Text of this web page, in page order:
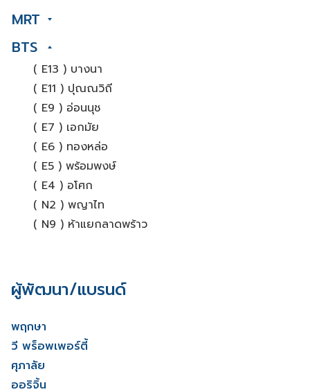
MRT
BTS
( E13 ) บางนา
( E11 ) ปุณณวิถี
( E9 ) อ่อนนุช
( E7 ) เอกมัย
( E6 ) ทองหล่อ
( E5 ) พร้อมพงษ์
( E4 ) อโศก
( N2 ) พญาไท
( N9 ) ห้าแยกลาดพร้าว
ผู้พัฒนา/แบรนด์
พฤกษา
วี พร็อพเพอร์ตี้
ศุภาลัย
ออริจิ้น